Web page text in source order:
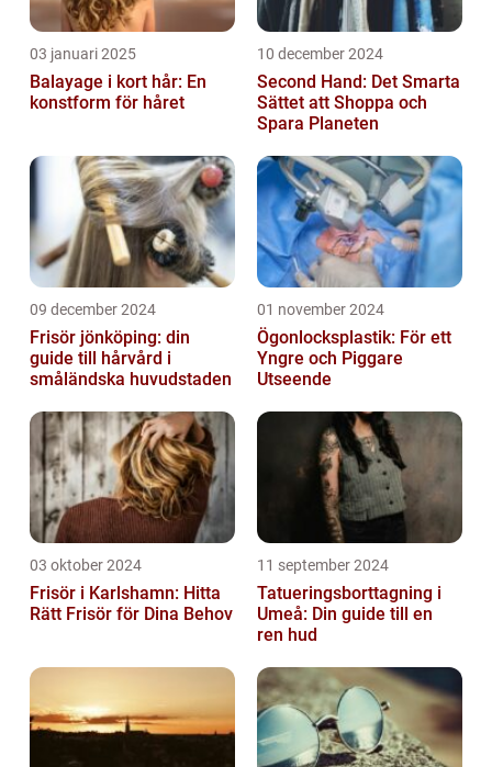
03 januari 2025
Balayage i kort hår: En
konstform för håret
10 december 2024
Second Hand: Det Smarta
Sättet att Shoppa och
Spara Planeten
09 december 2024
Frisör jönköping: din
guide till hårvård i
småländska huvudstaden
01 november 2024
Ögonlocksplastik: För ett
Yngre och Piggare
Utseende
03 oktober 2024
Frisör i Karlshamn: Hitta
Rätt Frisör för Dina Behov
11 september 2024
Tatueringsborttagning i
Umeå: Din guide till en
ren hud